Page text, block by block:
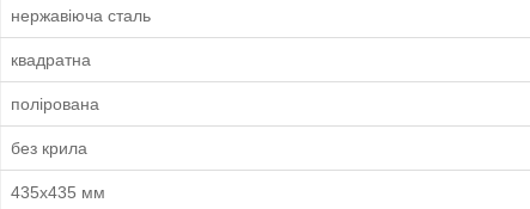
нержавіюча сталь
квадратна
полірована
без крила
435x435 мм